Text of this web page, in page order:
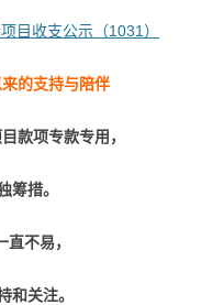
目收支公示（1031）
的支持与陪伴
款项专款专用，
筹措。
不易，
和关注。